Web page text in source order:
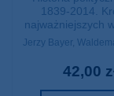
1839-2014.
najważniejszych
Jerzy Bayer,
42,00
zbieranych automatycznie w
PAN, a także danych
elektronicznej, biblioteki,
*Mając powyższe na uwadze,